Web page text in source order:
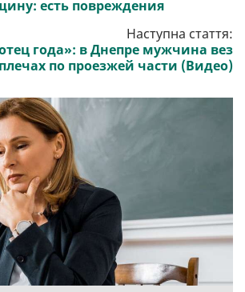
есть повреждения
Наступна стаття:
года»: в Днепре мужчина вез
по проезжей части (Видео)